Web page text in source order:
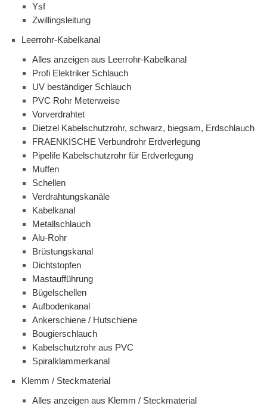
Ysf
Zwillingsleitung
Leerrohr-Kabelkanal
Alles anzeigen aus Leerrohr-Kabelkanal
Profi Elektriker Schlauch
UV beständiger Schlauch
PVC Rohr Meterweise
Vorverdrahtet
Dietzel Kabelschutzrohr, schwarz, biegsam, Erdschlauch
FRAENKISCHE Verbundrohr Erdverlegung
Pipelife Kabelschutzrohr für Erdverlegung
Muffen
Schellen
Verdrahtungskanäle
Kabelkanal
Metallschlauch
Alu-Rohr
Brüstungskanal
Dichtstopfen
Mastaufführung
Bügelschellen
Aufbodenkanal
Ankerschiene / Hutschiene
Bougierschlauch
Kabelschutzrohr aus PVC
Spiralklammerkanal
Klemm / Steckmaterial
Alles anzeigen aus Klemm / Steckmaterial